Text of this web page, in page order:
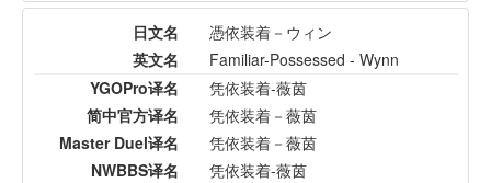
日文名
憑依装着－ウィン
英文名
Familiar-Possessed - Wynn
YGOPro译名
凭依装着-薇茵
简中官方译名
凭依装着－薇茵
Master Duel译名
凭依装着－薇茵
NWBBS译名
凭依装着-薇茵